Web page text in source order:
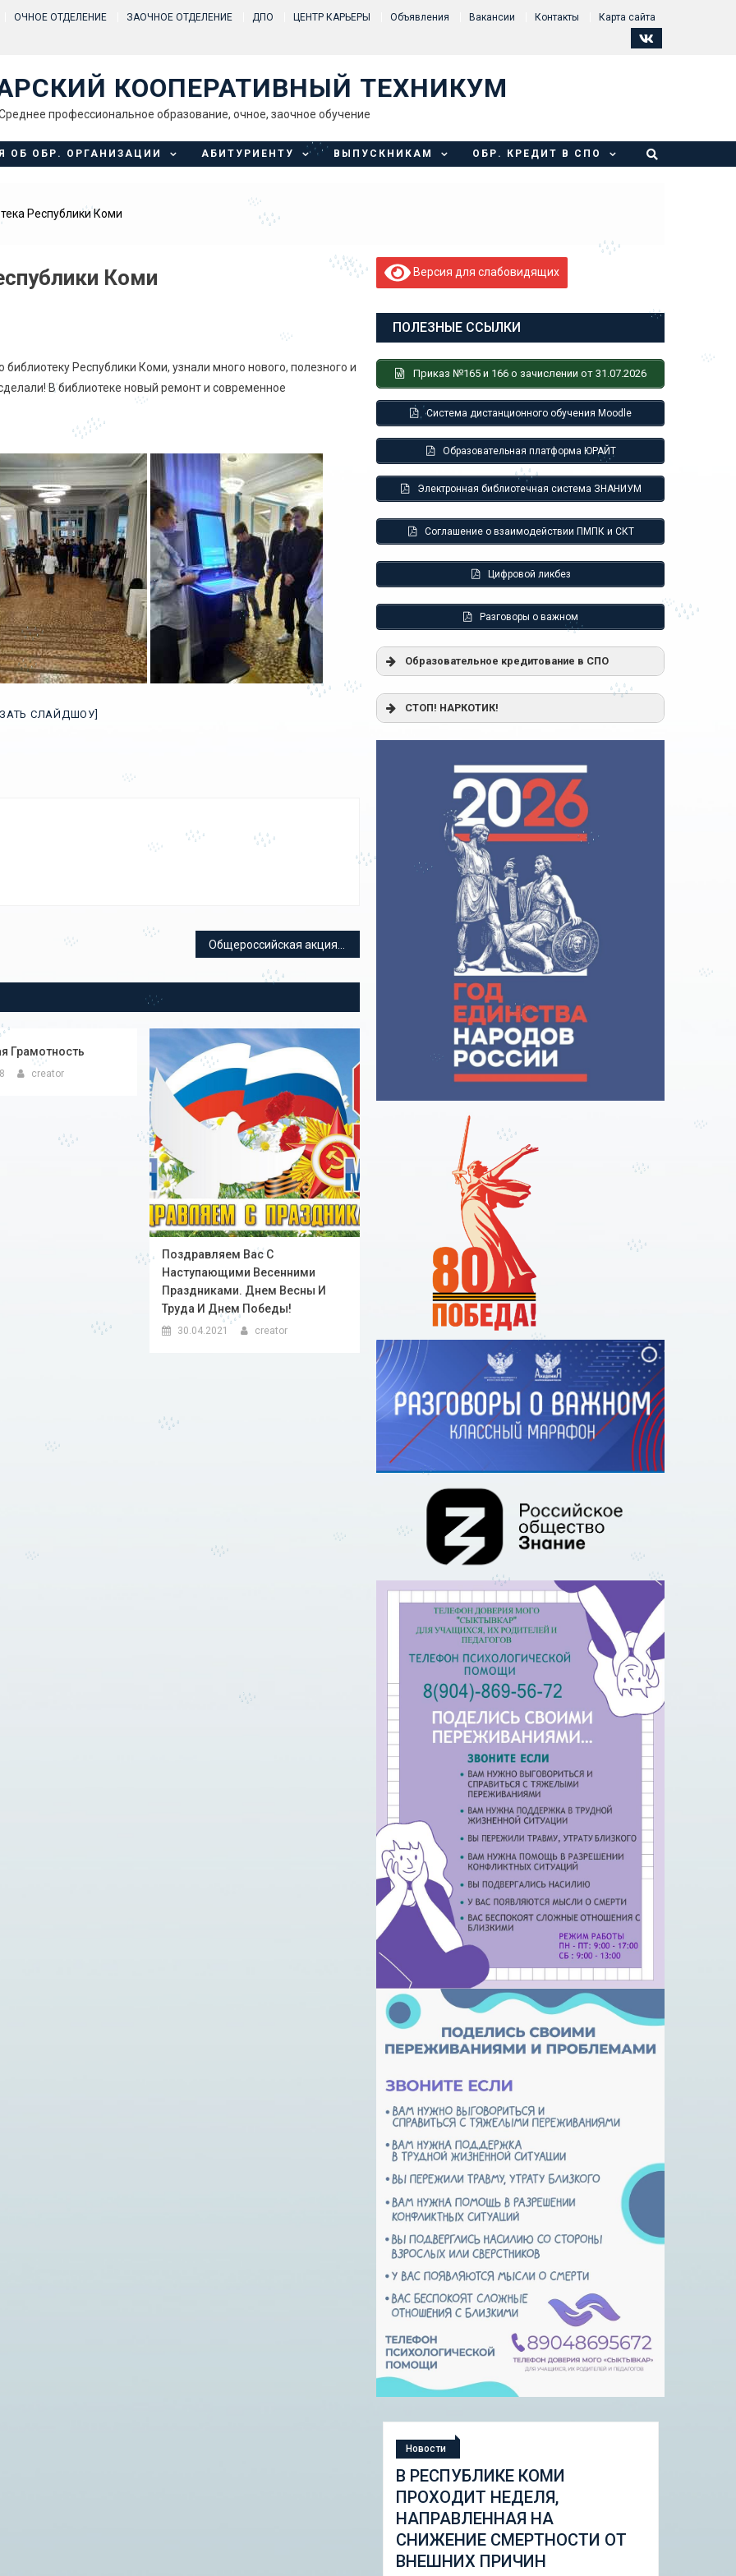
ОЧНОЕ ОТДЕЛЕНИЕ ЗАОЧНОЕ ОТДЕЛЕНИЕ ДПО ЦЕНТР КАРЬЕРЫ Объявления Вакансии Контакты Карта сайта
КООПЕРАТИВНЫЙ ТЕХНИКУМ
профессиональное образование, очное, заочное обучение
ОБ ОБР. ОРГАНИЗАЦИИ АБИТУРИЕНТУ ВЫПУСКНИКАМ ОБР. КРЕДИТ В СПО
Республики Коми
Коми
Республики Коми, узнали много нового, полезного и
В библиотеке новый ремонт и современное
СЛАЙДШОУ]
Грамотность
creator
Поздравляем Вас С
Наступающими Весенними
Праздниками. Днем Весны И
Труда И Днем Победы!
30.04.2021 creator
Версия для слабовидящих
ПОЛЕЗНЫЕ ССЫЛКИ
Приказ №165 и 166 о зачислении от 31.07.2026
Система дистанционного обучения Moodle
Образовательная платформа ЮРАЙТ
Электронная библиотечная система ЗНАНИУМ
Соглашение о взаимодействии ПМПК и СКТ
Цифровой ликбез
Разговоры о важном
Образовательное кредитование в СПО
Постановление Правительства РФ от
17.11.2025 г. № 1824 «О государственной
поддержке образовательного кредитования»
Распоряжение Правительства РФ от 17.11.2025
г. № 3326-р
Образовательное кредитование: пособие для
студентов СПО
Кредит на образование с господдержкой
Причины для изменения условий по
образовательному кредиту
СТОП! НАРКОТИК!
Сделай правильный выбор
В РЕСПУБЛИКЕ КОМИ
СНИЖЕНИЕ СМЕРТНОСТИ ОТ
СТУДЕНЧЕСКАЯ
«ШКОЛА ГОРОДСКИХ
ИЗМЕНЕНИЙ: ГОРОДСКОЙ
НАБОР ИНСТРУМЕНТОВ И
ПИЛОТНЫЕ ПРОЕКТЫ ДЛЯ